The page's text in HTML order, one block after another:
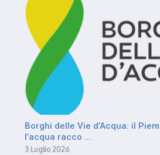
Borghi delle Vie d’Acqua: il
l’acqua racco ...
3 Luglio 2026